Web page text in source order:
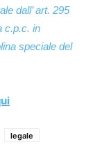
dall’ art. 295
c.p.c. in
speciale del
legale